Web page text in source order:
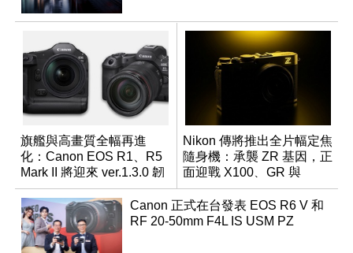
旗艦與高畫質全幅再進
化：Canon EOS R1、R5
Mark II 將迎來 ver.1.3.0 韌
體更新
Nikon 傳將推出全片幅定焦
隨身機：承襲 ZR 基因，正
面迎戰 X100、GR 與
RX1R 系列
Canon 正式在台發表 EOS R6 V 和
RF 20-50mm F4L IS USM PZ